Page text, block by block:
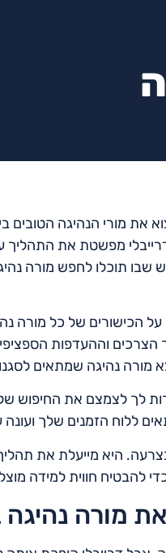
את מורי הנהיגה הטובים
מפשטת את התהליך
תוכלו לחפש מורה
הכישורים של כל מורה
וההעדפות
מורה נהיגה שמתאים
לך לצמצם את החיפוש
ללוח הזמנים שלך
היא מייעלת את
להבטיח חווית למידה
מורה